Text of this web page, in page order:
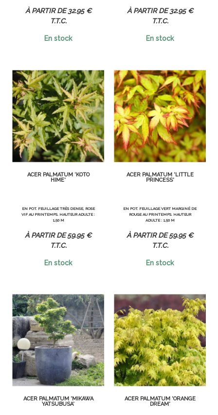
32.95 €
T.T.C.
En stock
32.95 €
T.T.C.
En stock
ACER PALMATUM 'KOTO
HIME'
EN POT. FEUILLAGE TRÈS DENSE, ROSE
VIF AU PRINTEMPS. HAUTEUR ADULTE :
1,50 M
59.95 €
T.T.C.
En stock
ACER PALMATUM 'LITTLE
PRINCESS'
EN POT. FEUILLAGE VERT MARGINÉ DE
ROUGE AU PRINTEMPS. HAUTEUR
ADULTE : 1,50 M
59.95 €
T.T.C.
En stock
ACER PALMATUM 'MIKAWA
YATSUBUSA'
ACER PALMATUM 'ORANGE
DREAM'